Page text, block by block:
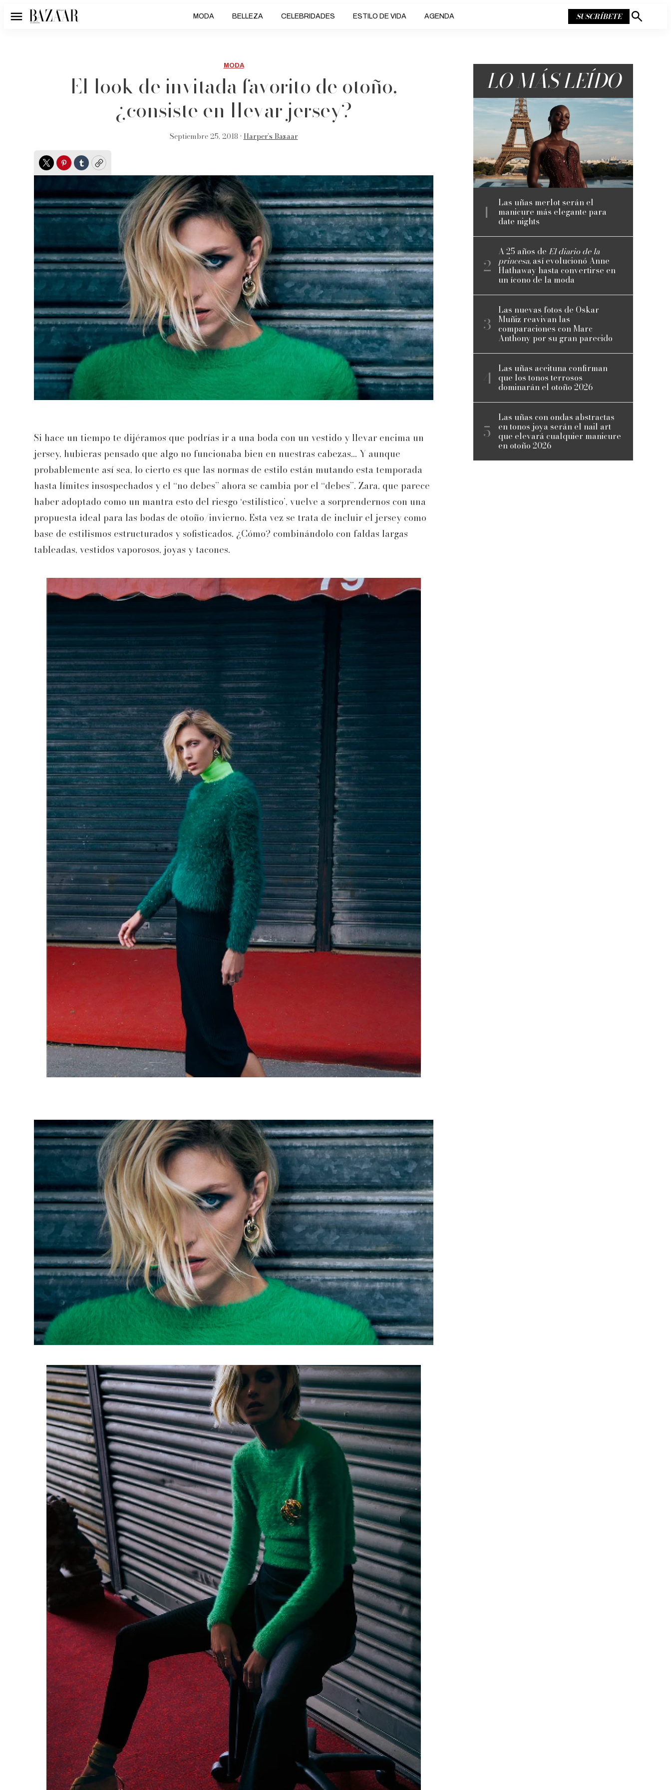
Menú MODA BELLEZA CELEBRIDADES ESTILO DE VIDA AGENDA SUSCRÍBETE
Mostrar
MODA
El look de invitada favorito de otoño,
¿consiste en llevar jersey?
Septiembre 25, 2018 • Harper’s Bazaar
TwitterPinterest
TumblrCopy
Si hace un tiempo te dijéramos que podrías ir a una boda con un vestido y llevar encima un
jersey, hubieras pensado que algo no funcionaba bien en nuestras cabezas... Y aunque
probablemente así sea, lo cierto es que las normas de estilo están mutando esta temporada
hasta límites insospechados y el “no debes” ahora se cambia por el “debes”. Zara, que parece
haber adoptado como un mantra esto del riesgo ‘estilístico’, vuelve a sorprendernos con una
propuesta ideal para las bodas de otoño/invierno. Esta vez se trata de incluir el jersey como
base de estilismos estructurados y sofisticados. ¿Cómo? combinándolo con faldas largas
tableadas, vestidos vaporosos, joyas y tacones.
LO MÁS LEÍDO
Las uñas merlot serán el
manicure más elegante para
date nights
A 25 años de El diario de la
princesa, así evolucionó Anne
Hathaway hasta convertirse en
un ícono de la moda
Las nuevas fotos de Oskar
Muñiz reavivan las
comparaciones con Marc
Anthony por su gran parecido
Las uñas aceituna confirman
que los tonos terrosos
dominarán el otoño 2026
Las uñas con ondas abstractas
en tonos joya serán el nail art
que elevará cualquier manicure
en otoño 2026